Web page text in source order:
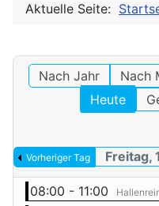
Aktuelle Seite:
Nach Jahr Nach
Heute
Vorheriger Tag Freitag,
08:00 - 11:00